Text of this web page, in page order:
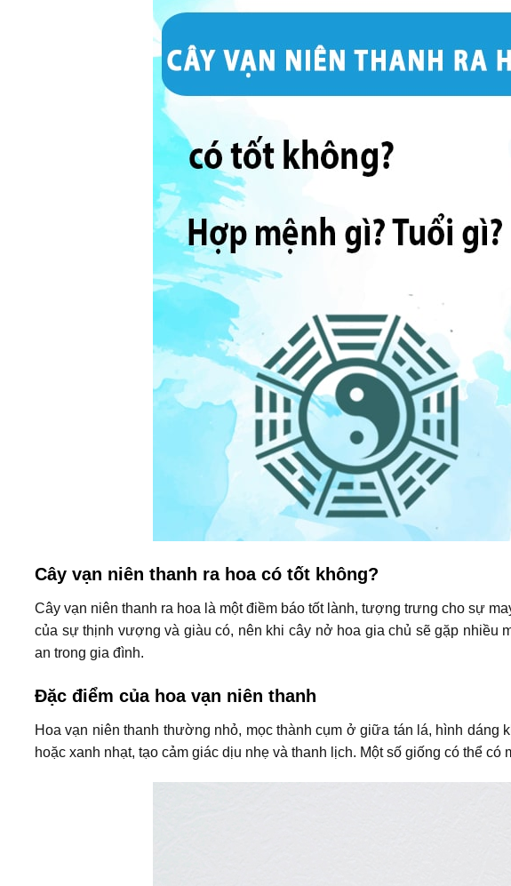
Cây vạn niên thanh ra hoa có tốt không?
Cây vạn niên thanh ra hoa là một điềm báo tốt lành, tượng trưng cho sự
của sự thịnh vượng và giàu có, nên khi cây nở hoa gia chủ sẽ gặp nhiều
an trong gia đình.
Đặc điểm của hoa vạn niên thanh
Hoa vạn niên thanh thường nhỏ, mọc thành cụm ở giữa tán lá, hình
hoặc xanh nhạt, tạo cảm giác dịu nhẹ và thanh lịch. Một số giống có thể có